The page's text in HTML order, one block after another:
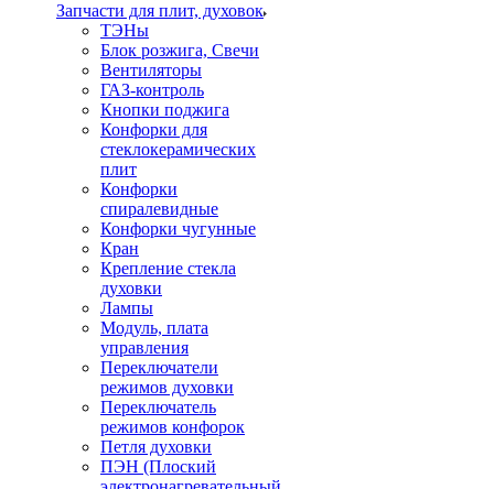
Запчасти для плит, духовок
ТЭНы
Блок розжига, Свечи
Вентиляторы
ГАЗ-контроль
Кнопки поджига
Конфорки для
стеклокерамических
плит
Конфорки
спиралевидные
Конфорки чугунные
Кран
Крепление стекла
духовки
Лампы
Модуль, плата
управления
Переключатели
режимов духовки
Переключатель
режимов конфорок
Петля духовки
ПЭН (Плоский